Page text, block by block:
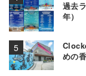
過去
年）
めの